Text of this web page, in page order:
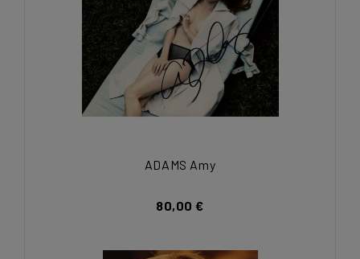
ADAMS Amy
80,00 €